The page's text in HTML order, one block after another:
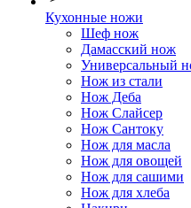
Кухонные ножи
Шеф нож
Дамасский нож
Универсальный
Нож из стали
Нож Деба
Нож Слайсер
Нож Сантоку
Нож для масла
Нож для овощей
Нож для сашими
Нож для хлеба